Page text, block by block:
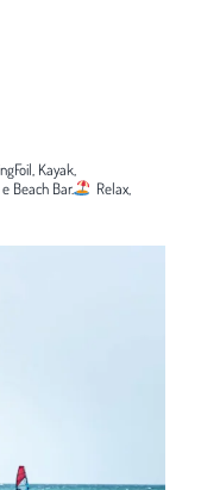
Kayak,
Beach Bar.
Relax,